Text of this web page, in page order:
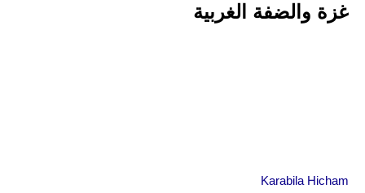
غزة والضفة الغربية
Karabila Hicham